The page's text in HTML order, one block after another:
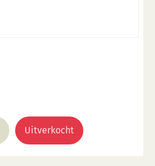
Uitverkocht